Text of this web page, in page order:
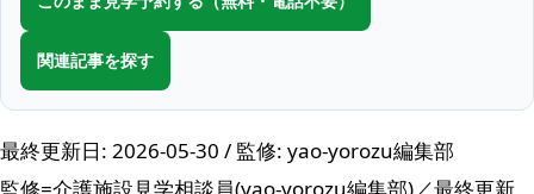
関連記事を探す
最終更新日: 2026-05-30 / 監修: yao-yorozu編集部